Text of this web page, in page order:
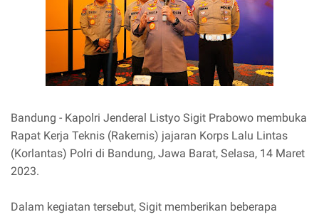
Bandung - Kapolri Jenderal Listyo Sigit Prabowo membuka
Rapat Kerja Teknis (Rakernis) jajaran Korps Lalu Lintas
(Korlantas) Polri di Bandung, Jawa Barat, Selasa, 14 Maret
2023.
Dalam kegiatan tersebut, Sigit memberikan beberapa